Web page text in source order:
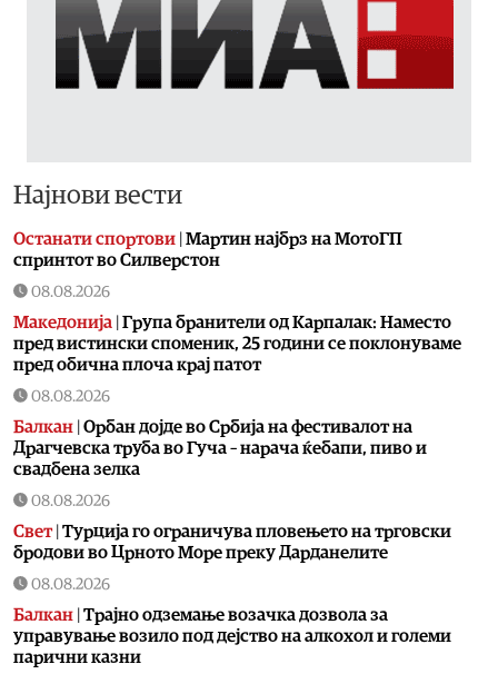
Најнови вести
Останати спортови Мартин најбрз на МотоГП
спринтот во Силверстон
08.08.2026
Македонија Група бранители од Карпалак: Наместо
пред вистински споменик, 25 години се поклонуваме
пред обична плоча крај патот
08.08.2026
Балкан Орбан дојде во Србија на фестивалот на
Драгчевска труба во Гуча – нарача ќебапи, пиво и
свадбена зелка
08.08.2026
Свет| Турција го ограничува пловењето на трговски
бродови во Црното Море преку Дарданелите
08.08.2026
Балкан Трајно одземање возачка дозвола за
управување возило под дејство на алкохол и големи
парични казни